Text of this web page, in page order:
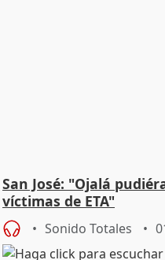
San José: "Ojalá
víctimas de ETA"
Sonido Totales